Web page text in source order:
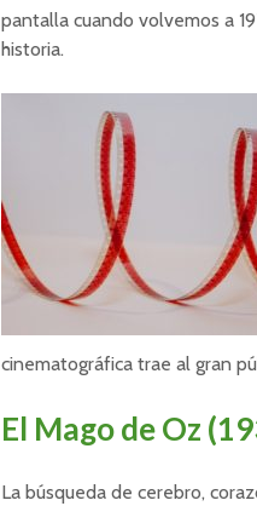
pantalla cuando volvemos a
historia.
cinematográfica trae al gran
El Mago de Oz
La búsqueda de cerebro,